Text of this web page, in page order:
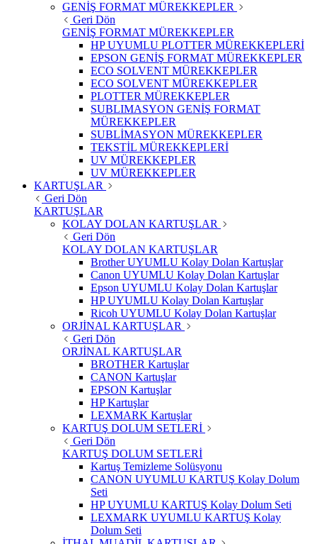
GENİŞ FORMAT MÜREKKEPLER
Geri Dön
GENİŞ FORMAT MÜREKKEPLER
HP UYUMLU PLOTTER MÜREKKEPLERİ
EPSON GENİŞ FORMAT MÜREKKEPLER
ECO SOLVENT MÜREKKEPLER
ECO SOLVENT MÜREKKEPLER
PLOTTER MÜREKKEPLER
SUBLIMASYON GENİŞ FORMAT
MÜREKKEPLER
SUBLİMASYON MÜREKKEPLER
TEKSTİL MÜREKKEPLERİ
UV MÜREKKEPLER
UV MÜREKKEPLER
KARTUŞLAR
Geri Dön
KARTUŞLAR
KOLAY DOLAN KARTUŞLAR
Geri Dön
KOLAY DOLAN KARTUŞLAR
Brother UYUMLU Kolay Dolan Kartuşlar
Canon UYUMLU Kolay Dolan Kartuşlar
Epson UYUMLU Kolay Dolan Kartuşlar
HP UYUMLU Kolay Dolan Kartuşlar
Ricoh UYUMLU Kolay Dolan Kartuşlar
ORJİNAL KARTUŞLAR
Geri Dön
ORJİNAL KARTUŞLAR
BROTHER Kartuşlar
CANON Kartuşlar
EPSON Kartuşlar
HP Kartuşlar
LEXMARK Kartuşlar
KARTUŞ DOLUM SETLERİ
Geri Dön
KARTUŞ DOLUM SETLERİ
Kartuş Temizleme Solüsyonu
CANON UYUMLU KARTUŞ Kolay Dolum
Seti
HP UYUMLU KARTUŞ Kolay Dolum Seti
LEXMARK UYUMLU KARTUŞ Kolay
Dolum Seti